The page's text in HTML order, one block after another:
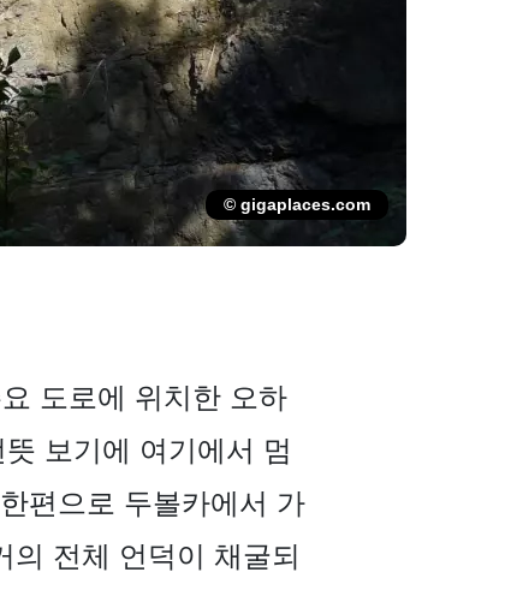
© gigaplaces.com
도로에 위치한 오하
보기에 여기에서 멈
편으로 두볼카에서 가
전체 언덕이 채굴되